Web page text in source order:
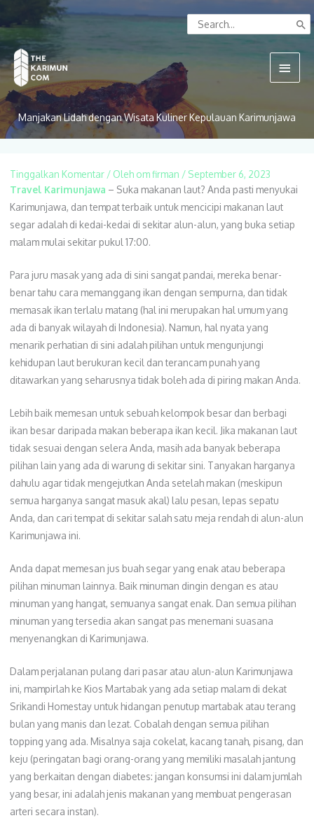
ke
konten
Search
for:
Menu
Manjakan Lidah dengan Wisata Kuliner Kepulauan Karimunjawa
Tinggalkan Komentar / Oleh om firman / September 6, 2023
Travel Karimunjawa – Suka makanan laut? Anda pasti menyukai
Karimunjawa, dan tempat terbaik untuk mencicipi makanan laut
segar adalah di kedai-kedai di sekitar alun-alun, yang buka setiap
malam mulai sekitar pukul 17:00.
Para juru masak yang ada di sini sangat pandai, mereka benar-
benar tahu cara memanggang ikan dengan sempurna, dan tidak
memasak ikan terlalu matang (hal ini merupakan hal umum yang
ada di banyak wilayah di Indonesia). Namun, hal nyata yang
menarik perhatian di sini adalah pilihan untuk mengunjungi
kehidupan laut berukuran kecil dan terancam punah yang
ditawarkan yang seharusnya tidak boleh ada di piring makan Anda.
Lebih baik memesan untuk sebuah kelompok besar dan berbagi
ikan besar daripada makan beberapa ikan kecil. Jika makanan laut
tidak sesuai dengan selera Anda, masih ada banyak beberapa
pilihan lain yang ada di warung di sekitar sini. Tanyakan harganya
dahulu agar tidak mengejutkan Anda setelah makan (meskipun
semua harganya sangat masuk akal) lalu pesan, lepas sepatu
Anda, dan cari tempat di sekitar salah satu meja rendah di alun-alun
Karimunjawa ini.
Anda dapat memesan jus buah segar yang enak atau beberapa
pilihan minuman lainnya. Baik minuman dingin dengan es atau
minuman yang hangat, semuanya sangat enak. Dan semua pilihan
minuman yang tersedia akan sangat pas menemani suasana
menyenangkan di Karimunjawa.
Dalam perjalanan pulang dari pasar atau alun-alun Karimunjawa
ini, mampirlah ke Kios Martabak yang ada setiap malam di dekat
Srikandi Homestay untuk hidangan penutup martabak atau terang
bulan yang manis dan lezat. Cobalah dengan semua pilihan
topping yang ada. Misalnya saja cokelat, kacang tanah, pisang, dan
keju (peringatan bagi orang-orang yang memiliki masalah jantung
yang berkaitan dengan diabetes: jangan konsumsi ini dalam jumlah
yang besar, ini adalah jenis makanan yang membuat pengerasan
arteri secara instan).